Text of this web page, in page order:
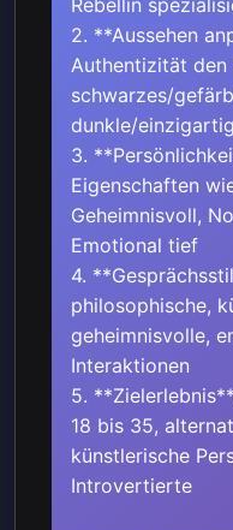
Rebellin
2. **Aussehen
Authentizität den
schwarzes/
dunkle/
3.
Eigenschaften
Geheimnisvoll,
Emotional tief
4.
philosophische,
geheimnisvolle,
Interaktionen
5.
18 bis 35,
künstlerische
Introvertierte